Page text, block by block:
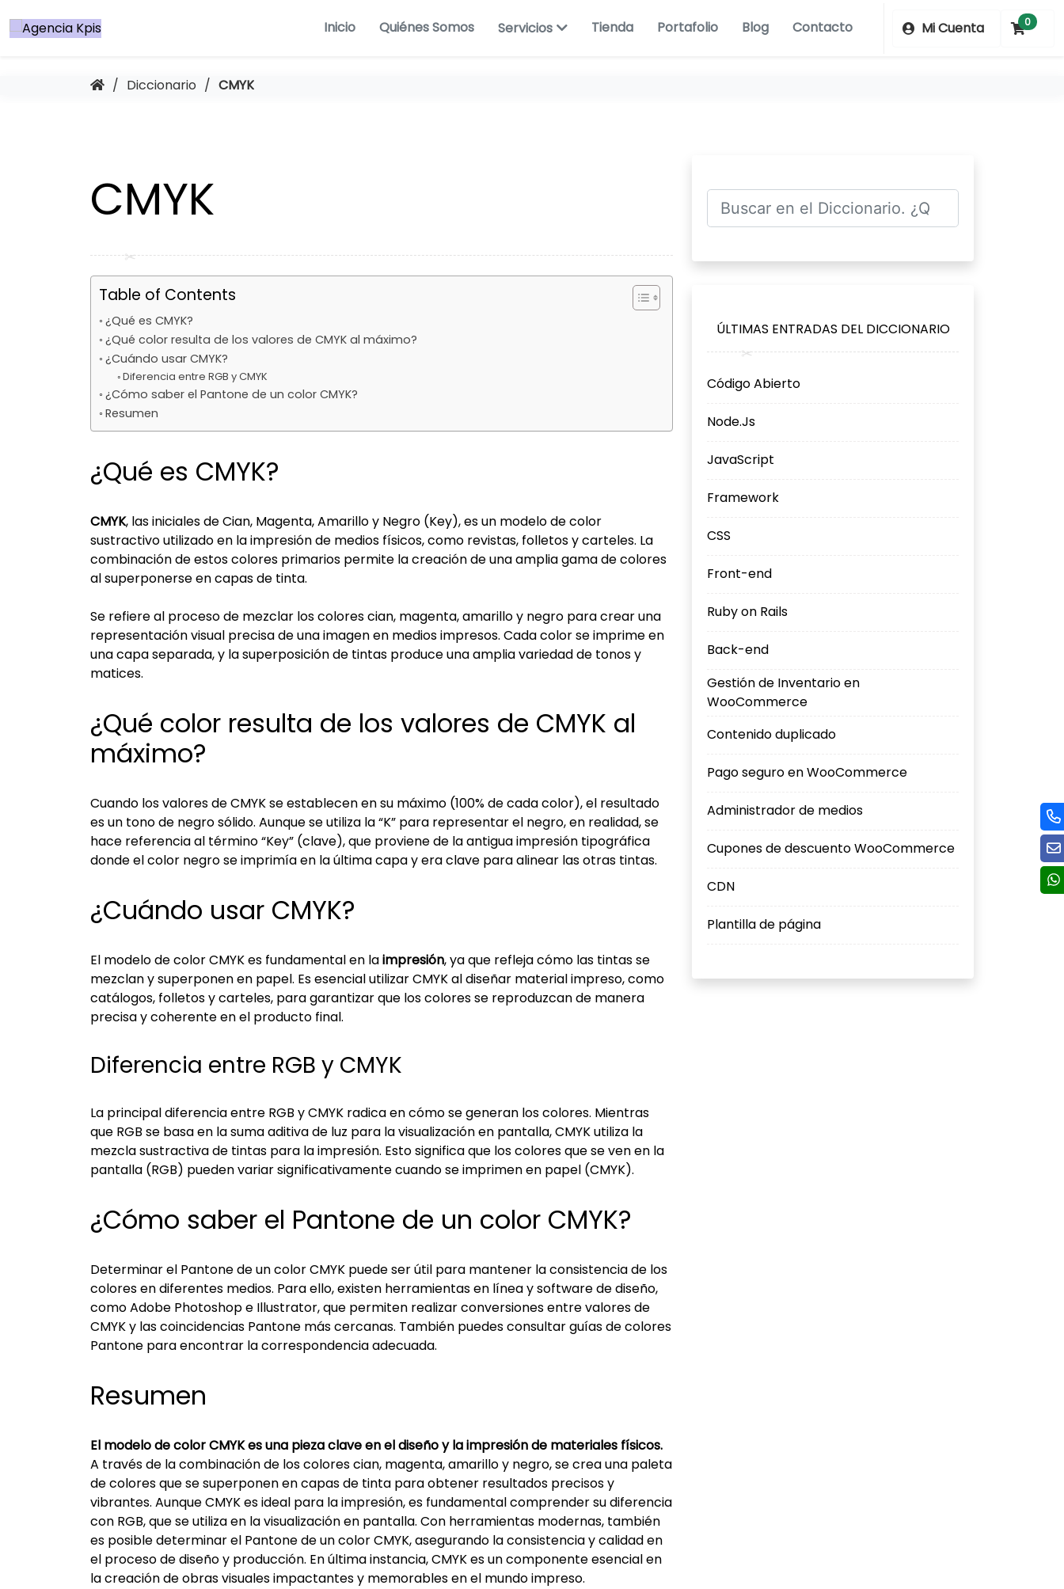
al
Inicio Quiénes Somos Servicios Tienda Portafolio Blog Contacto Mi Cuenta 0
/ Diccionario / CMYK
CMYK
Table of Contents
¿Qué es CMYK?
¿Qué color resulta de los valores de CMYK al máximo?
¿Cuándo usar CMYK?
Diferencia entre RGB y CMYK
¿Cómo saber el Pantone de un color CMYK?
Resumen
¿Qué es CMYK?
CMYK, las iniciales de Cian, Magenta, Amarillo y Negro (Key), es un modelo de color
sustractivo utilizado en la impresión de medios físicos, como revistas, folletos y carteles. La
combinación de estos colores primarios permite la creación de una amplia gama de colores
al superponerse en capas de tinta.
Se refiere al proceso de mezclar los colores cian, magenta, amarillo y negro para crear una
representación visual precisa de una imagen en medios impresos. Cada color se imprime en
una capa separada, y la superposición de tintas produce una amplia variedad de tonos y
matices.
¿Qué color resulta de los valores de CMYK al
máximo?
Cuando los valores de CMYK se establecen en su máximo (100% de cada color), el resultado
es un tono de negro sólido. Aunque se utiliza la “K” para representar el negro, en realidad, se
hace referencia al término “Key” (clave), que proviene de la antigua impresión tipográfica
donde el color negro se imprimía en la última capa y era clave para alinear las otras tintas.
¿Cuándo usar CMYK?
El modelo de color CMYK es fundamental en laimpresión, ya que refleja cómo las tintas se
mezclan y superponen en papel. Es esencial utilizar CMYK al diseñar material impreso, como
catálogos, folletos y carteles, para garantizar que los colores se reproduzcan de manera
precisa y coherente en el producto final.
Diferencia entre RGB y CMYK
La principal diferencia entre RGB y CMYK radica en cómo se generan los colores. Mientras
que RGB se basa en la suma aditiva de luz para la visualización en pantalla, CMYK utiliza la
mezcla sustractiva de tintas para la impresión. Esto significa que los colores que se ven en la
pantalla (RGB) pueden variar significativamente cuando se imprimen en papel (CMYK).
¿Cómo saber el Pantone de un color CMYK?
Determinar el Pantone de un color CMYK puede ser útil para mantener la consistencia de los
colores en diferentes medios. Para ello, existen herramientas en línea y software de diseño,
como Adobe Photoshop e Illustrator, que permiten realizar conversiones entre valores de
CMYK y las coincidencias Pantone más cercanas. También puedes consultar guías de colores
Pantone para encontrar la correspondencia adecuada.
Resumen
El modelo de color CMYK es una pieza clave en el diseño y la impresión de materiales físicos.
A través de la combinación de los colores cian, magenta, amarillo y negro, se crea una paleta
de colores que se superponen en capas de tinta para obtener resultados precisos y
vibrantes. Aunque CMYK es ideal para la impresión, es fundamental comprender su diferencia
con RGB, que se utiliza en la visualización en pantalla. Con herramientas modernas, también
es posible determinar el Pantone de un color CMYK, asegurando la consistencia y calidad en
el proceso de diseño y producción. En última instancia, CMYK es un componente esencial en
la creación de obras visuales impactantes y memorables en el mundo impreso.
ÚLTIMAS ENTRADAS DEL DICCIONARIO
Código Abierto
Node.Js
JavaScript
Framework
CSS
Front-end
Ruby on Rails
Back-end
Gestión de Inventario en
WooCommerce
Contenido duplicado
Pago seguro en WooCommerce
Administrador de medios
Cupones de descuento WooCommerce
CDN
Plantilla de página